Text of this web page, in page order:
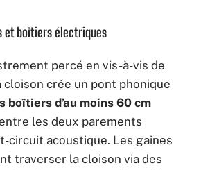
et boîtiers électriques
percé en vis-à-vis de
cloison crée un pont phonique
boîtiers d’au moins 60 cm
les deux parements
circuit acoustique. Les gaines
traverser la cloison via des